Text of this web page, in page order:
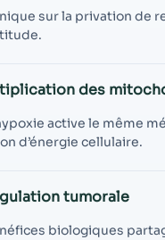
sur la privation de
des
active le même
d’énergie cellulaire.
tumorale
biologiques